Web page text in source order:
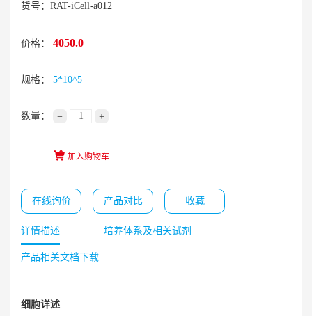
货号：RAT-iCell-a012
价格： 4050.0
规格： 5*10^5
数量： − +
加入购物车
在线询价 产品对比 收藏
详情描述 培养体系及相关试剂
产品相关文档下载
细胞详述